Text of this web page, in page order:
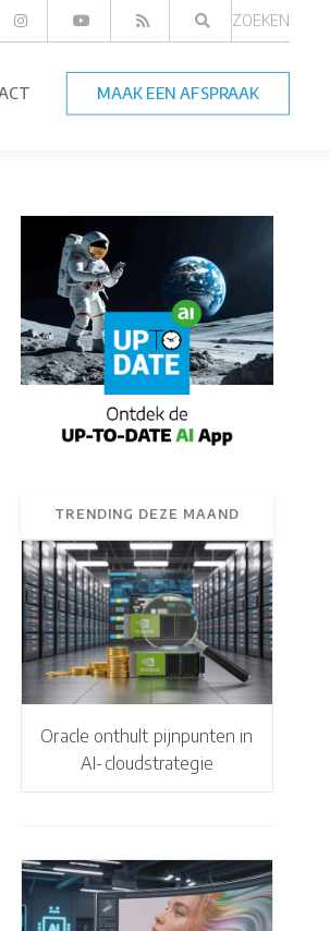
ZOEKEN
MAAK EEN AFSPRAAK
TRENDING DEZE MAAND
Oracle onthult pijnpunten in
AI-cloudstrategie